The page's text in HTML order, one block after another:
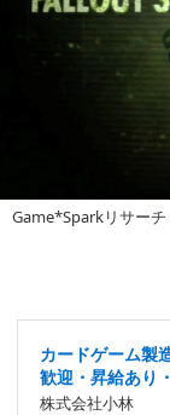
Game*Sparkリサー
カードゲーム製
歓迎・昇給あり
株式会社小林